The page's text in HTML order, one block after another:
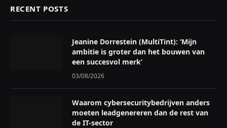
RECENT POSTS
Jeanine Dorrestein (MultiTint): ‘Mijn
ambitie is groter dan het bouwen van
een succesvol merk’
03/08/2026
Waarom cybersecuritybedrijven anders
moeten leadgenereren dan de rest van
de IT-sector